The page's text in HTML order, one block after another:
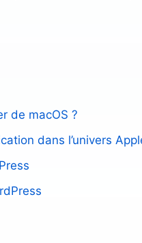
de macOS ?
dans l’univers